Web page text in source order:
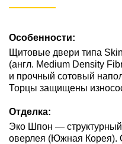
Особенности:
Щитовые двери типа
(англ. Medium Density
и прочный сотовый
Торцы защищены
Отделка:
Эко Шпон —
оверлея (Южная Корея).